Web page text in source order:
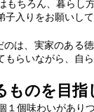
ちろん、暮らし
子入りをお願いし
は、実家のある
らいながら、自
ものを目指
１個味わいがあり